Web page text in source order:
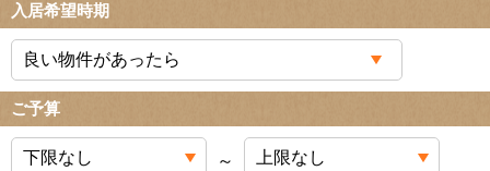
入居希望時期
ご予算
～